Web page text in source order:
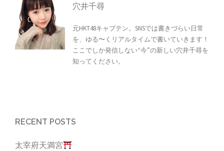
穴井千尋
元HKT48キャプテン。SNSでは書きづらい日常
を、ゆる〜くリアルタイムで書いていきます！
ここでしか発信しない“今”の新しい穴井千尋を
知ってください。
RECENT POSTS
太宰府天満宮